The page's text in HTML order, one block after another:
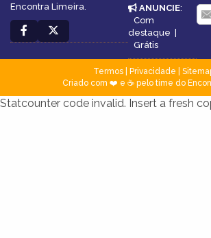
Encontra Limeira.
ANUNCIE:
Com
destaque |
Grátis
Termos| Privacidade
Criado com ❤️ e ☕ pelo time do
Statcounter code invalid. Insert a fresh